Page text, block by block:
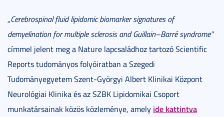
„Cerebrospinal fluid lipidomic biomarker signatures of
demyelination for multiple sclerosis and Guillain–Barré syndrome”
címmel jelent meg a Nature lapcsaládhoz tartozó Scientific
Reports tudományos folyóiratban a Szegedi
Tudományegyetem Szent-Györgyi Albert Klinikai Központ
Neurológiai Klinika és az SZBK Lipidomikai Csoport
munkatársainak közös közleménye, amely ide kattintva